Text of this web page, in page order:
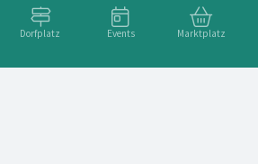
Dorfplatz Events Marktplatz